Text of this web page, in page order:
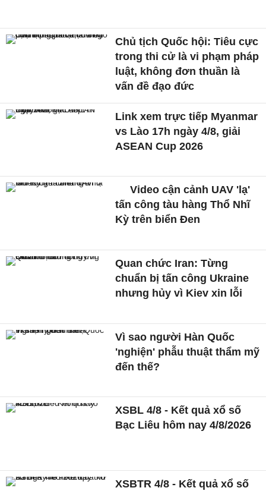
Chủ tịch Quốc hội: Tiêu cực
trong thi cử là vi phạm pháp
luật, không đơn thuần là
vấn đề đạo đức
Link xem trực tiếp Myanmar
vs Lào 17h ngày 4/8, giải
ASEAN Cup 2026
Video cận cảnh UAV 'lạ'
tấn công tàu hàng Thổ Nhĩ
Kỳ trên biển Đen
Quan chức Iran: Từng
chuẩn bị tấn công Ukraine
nhưng hủy vì Kiev xin lỗi
Vì sao người Hàn Quốc
'nghiện' phẫu thuật thẩm mỹ
đến thế?
XSBL 4/8 - Kết quả xổ số
Bạc Liêu hôm nay 4/8/2026
XSBTR 4/8 - Kết quả xổ số